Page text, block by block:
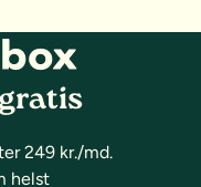
249 kr./md.
helst